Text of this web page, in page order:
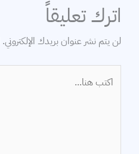
اترك تعليقاً
لن يتم نشر عنوان بريدك الإلكتروني.